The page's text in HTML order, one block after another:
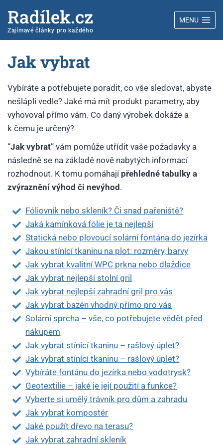
Radílek.cz
Zajímavé články pro každého
MENU
Jak vybrat
Vybíráte a potřebujete poradit, co vše sledovat, abyste
nešlápli vedle? Jaké má mít produkt parametry, aby
vyhovoval přímo vám. Co daný výrobek dokáže a
k čemu je určený?
“Jak vybrat” vám pomůže utřídit vaše požadavky a
následně se na základě nově nabytých informací
rozhodnout. K tomu pomáhají přehledné tabulky a
zvýraznění výhod či nevýhod .
Fóliovník nebo skleník? Či snad pařeniště?
Jaká kamínková fólie je ta nejlepší
Statická nebo plovoucí solární fontána do jezírka
Jakou stínící tkaninu na plot: rozměry, barvy
Jak vybrat kvalitní WPC prkna nebo dlaždice
Jak vybrat nejlepší stolní gril
Jak vybrat nejlepší zahradní gril pro vás
Jak vybrat bazén vhodný přímo pro vás
Solární sprcha – vše, co potřebujete vědět před
nákupem
Jak vybrat stínící tkaninu – rašlový úplet?
Jak vybrat stínící tkaninu – rašlový úplet?
Vybíráte fontánu do jezírka nebo vodotrysk?
Geotextilie – jaké je její použití a funkce?
Vyberte si umělý trávník pro dům a zahradu
Jak vybrat kompostér
Jaké použít dřevo na terasu?
Jak vybrat zahradní skleník